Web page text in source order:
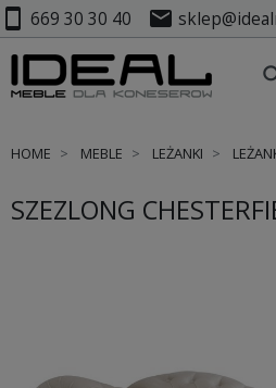
smartphone 669 30 30 40 mail
HOME MEBLE LEŻANKI
SZEZLONG